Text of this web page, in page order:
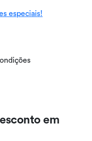
especiais!
em